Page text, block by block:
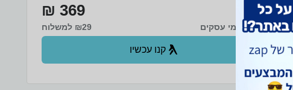
369 ₪
₪29 למשלוח עד 7 ימי עסקים
קנו עכשיו